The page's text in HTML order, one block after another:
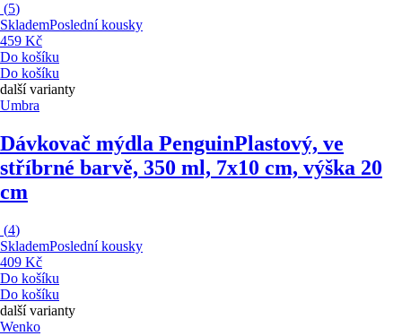
(5)
SklademPoslední kousky
459 Kč
Do košíku
Do košíku
další varianty
Umbra
Dávkovač mýdla PenguinPlastový, ve
stříbrné barvě, 350 ml, 7x10 cm, výška 20
cm
(4)
SklademPoslední kousky
409 Kč
Do košíku
Do košíku
další varianty
Wenko